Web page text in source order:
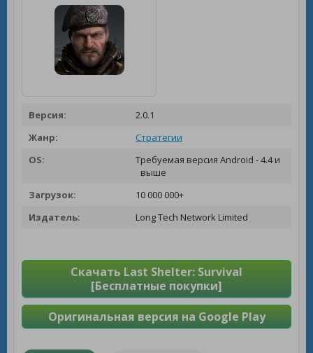
Версия:
2.0.1
Жанр:
Стратегии
OS:
Требуемая версия Android - 4.4 и
выше
Загрузок:
10 000 000+
Издатель:
Long Tech Network Limited
Скачать Last Shelter: Survival
[Бесплатные покупки]
Оригинальная версия на Google Play